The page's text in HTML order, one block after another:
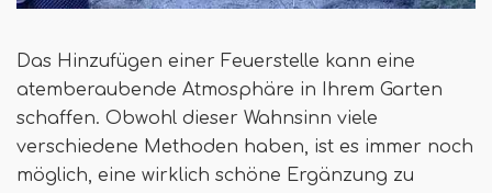
Das Hinzufügen einer Feuerstelle kann eine
atemberaubende Atmosphäre in Ihrem Garten
schaffen. Obwohl dieser Wahnsinn viele
verschiedene Methoden haben, ist es immer noch
möglich, eine wirklich schöne Ergänzung zu